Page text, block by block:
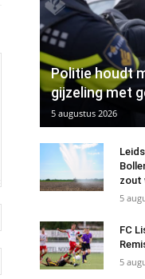
Politie houdt
gijzeling met
5 augustus 2026
zout
5
FC
5